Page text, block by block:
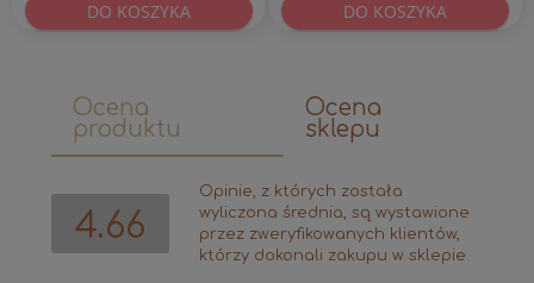
DO KOSZYKA DO KOSZYKA
Ocena
produktu
Ocena
sklepu
4.66
Opinie, z których została
wyliczona średnia, są wystawione
przez zweryfikowanych klientów,
którzy dokonali zakupu w sklepie.